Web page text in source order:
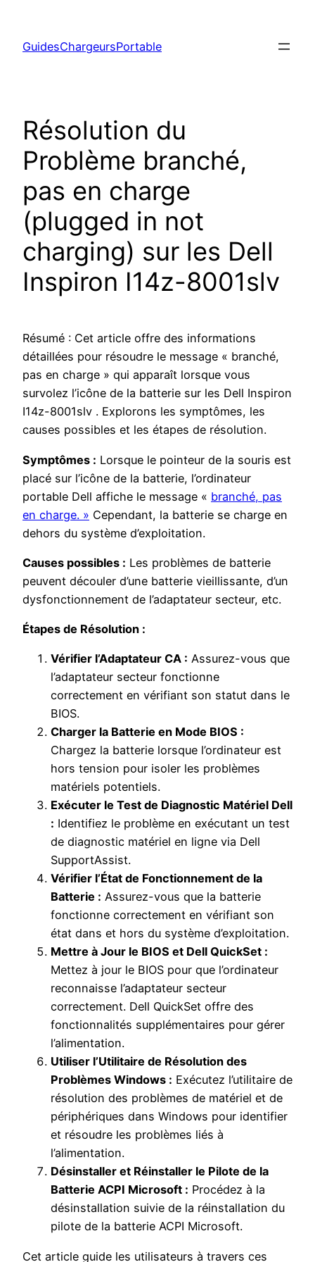
contenu
GuidesChargeursPortable
Résolution du
Problème branché,
pas en charge
(plugged in not
charging) sur les Dell
Inspiron I14z-8001slv
Résumé : Cet article offre des informations
détaillées pour résoudre le message « branché,
pas en charge » qui apparaît lorsque vous
survolez l’icône de la batterie sur les Dell Inspiron
I14z-8001slv . Explorons les symptômes, les
causes possibles et les étapes de résolution.
Symptômes : Lorsque le pointeur de la souris est
placé sur l’icône de la batterie, l’ordinateur
portable Dell affiche le message « branché, pas
en charge. » Cependant, la batterie se charge en
dehors du système d’exploitation.
Causes possibles : Les problèmes de batterie
peuvent découler d’une batterie vieillissante, d’un
dysfonctionnement de l’adaptateur secteur, etc.
Étapes de Résolution :
Vérifier l’Adaptateur CA : Assurez-vous que
l’adaptateur secteur fonctionne
correctement en vérifiant son statut dans le
BIOS.
Charger la Batterie en Mode BIOS :
Chargez la batterie lorsque l’ordinateur est
hors tension pour isoler les problèmes
matériels potentiels.
Exécuter le Test de Diagnostic Matériel Dell
: Identifiez le problème en exécutant un test
de diagnostic matériel en ligne via Dell
SupportAssist.
Vérifier l’État de Fonctionnement de la
Batterie : Assurez-vous que la batterie
fonctionne correctement en vérifiant son
état dans et hors du système d’exploitation.
Mettre à Jour le BIOS et Dell QuickSet :
Mettez à jour le BIOS pour que l’ordinateur
reconnaisse l’adaptateur secteur
correctement. Dell QuickSet offre des
fonctionnalités supplémentaires pour gérer
l’alimentation.
Utiliser l’Utilitaire de Résolution des
Problèmes Windows : Exécutez l’utilitaire de
résolution des problèmes de matériel et de
périphériques dans Windows pour identifier
et résoudre les problèmes liés à
l’alimentation.
Désinstaller et Réinstaller le Pilote de la
Batterie ACPI Microsoft : Procédez à la
désinstallation suivie de la réinstallation du
pilote de la batterie ACPI Microsoft.
Cet article guide les utilisateurs à travers ces